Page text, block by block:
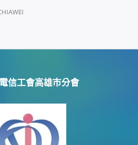
信工會高雄市分會